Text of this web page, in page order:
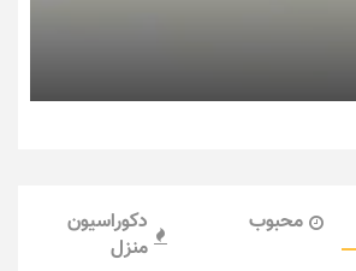
محبوب
دکوراسیون
منزل